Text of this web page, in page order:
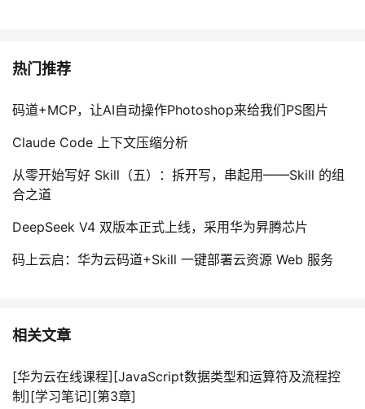
热门推荐
码道+MCP，让AI自动操作Photoshop来给我们PS图片
Claude Code 上下文压缩分析
从零开始写好 Skill（五）：拆开写，串起用——Skill 的组
合之道
DeepSeek V4 双版本正式上线，采用华为昇腾芯片
码上云启：华为云码道+Skill 一键部署云资源 Web 服务
相关文章
[华为云在线课程][JavaScript数据类型和运算符及流程控
制][学习笔记][第3章]